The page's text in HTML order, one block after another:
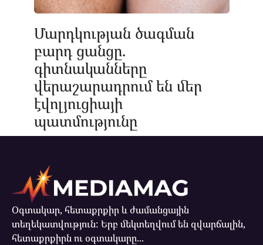
Մարդկության ծագման
բարդ ցանցը.
գիտնականները
վերաշարադրում են մեր
էվոլյուցիայի
պատմությունը
Օգտակար, հետաքրքիր և ժամանցային
տեղեկատվություն: Երբ մեկտեղվում են զվարճալին,
հետաքրքիրն ու օգտակարը...